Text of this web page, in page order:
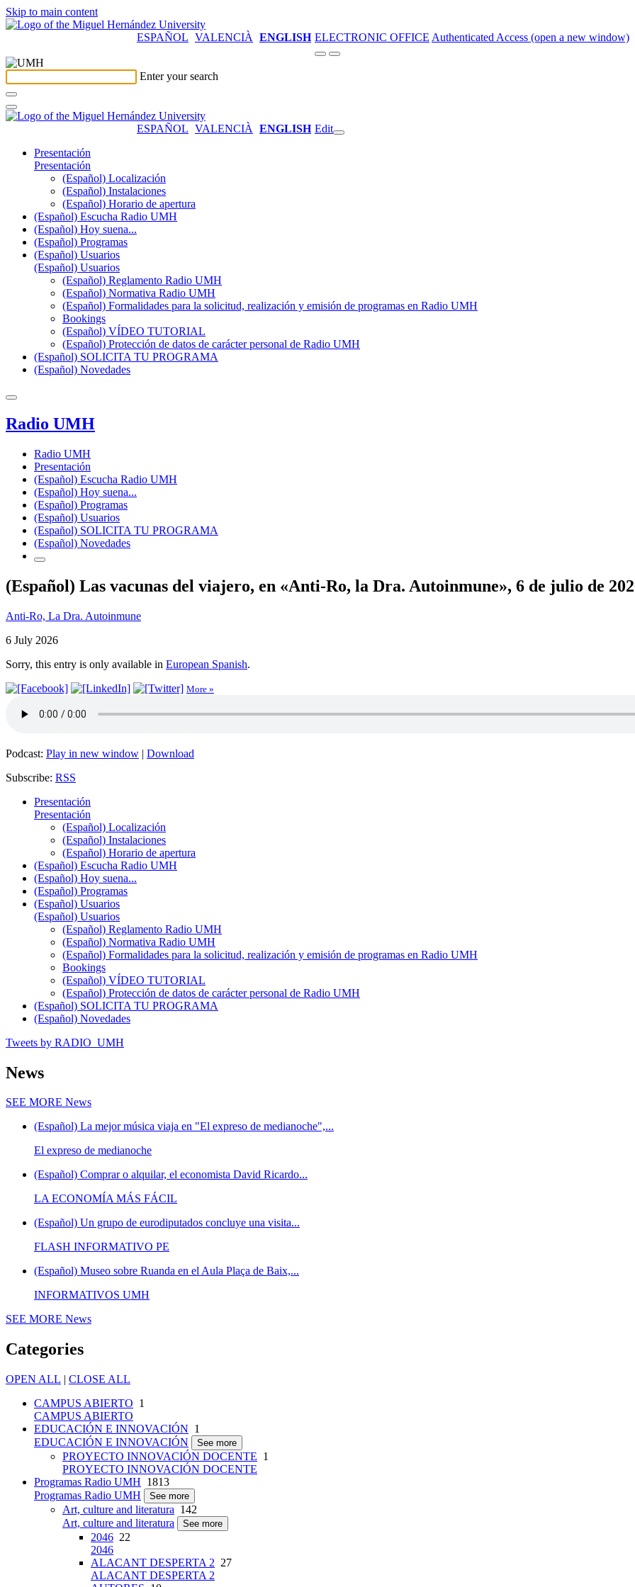
Skip to main content
ESPAÑOL VALENCIÀ ENGLISH ELECTRONIC OFFICE Authenticated Access (open a new window)
Enter your search
ESPAÑOL VALENCIÀ ENGLISH Edit
Presentación
Presentación
(Español) Localización
(Español) Instalaciones
(Español) Horario de apertura
(Español) Escucha Radio UMH
(Español) Hoy suena...
(Español) Programas
(Español) Usuarios
(Español) Usuarios
(Español) Reglamento Radio UMH
(Español) Normativa Radio UMH
(Español) Formalidades para la solicitud, realización y emisión de programas en Radio UMH
Bookings
(Español) VÍDEO TUTORIAL
(Español) Protección de datos de carácter personal de Radio UMH
(Español) SOLICITA TU PROGRAMA
(Español) Novedades
Radio UMH
Radio UMH
Presentación
(Español) Escucha Radio UMH
(Español) Hoy suena...
(Español) Programas
(Español) Usuarios
(Español) SOLICITA TU PROGRAMA
(Español) Novedades
(Español) Las vacunas del viajero, en «Anti-Ro, la Dra. Autoinmune», 6 de julio de
Anti-Ro, La Dra. Autoinmune
6 July 2026
Sorry, this entry is only available in European Spanish.
More »
Podcast: Play in new window | Download
Subscribe: RSS
Presentación
Presentación
(Español) Localización
(Español) Instalaciones
(Español) Horario de apertura
(Español) Escucha Radio UMH
(Español) Hoy suena...
(Español) Programas
(Español) Usuarios
(Español) Usuarios
(Español) Reglamento Radio UMH
(Español) Normativa Radio UMH
(Español) Formalidades para la solicitud, realización y emisión de programas en Radio UMH
Bookings
(Español) VÍDEO TUTORIAL
(Español) Protección de datos de carácter personal de Radio UMH
(Español) SOLICITA TU PROGRAMA
(Español) Novedades
Tweets by RADIO_UMH
News
SEE MORE News
(Español) La mejor música viaja en "El expreso de medianoche",...
El expreso de medianoche
(Español) Comprar o alquilar, el economista David Ricardo...
LA ECONOMÍA MÁS FÁCIL
(Español) Un grupo de eurodiputados concluye una visita...
FLASH INFORMATIVO PE
(Español) Museo sobre Ruanda en el Aula Plaça de Baix,...
INFORMATIVOS UMH
SEE MORE News
Categories
OPEN ALL | CLOSE ALL
CAMPUS ABIERTO 1
CAMPUS ABIERTO
EDUCACIÓN E INNOVACIÓN 1
EDUCACIÓN E INNOVACIÓN
See more
PROYECTO INNOVACIÓN DOCENTE 1
PROYECTO INNOVACIÓN DOCENTE
Programas Radio UMH 1813
Programas Radio UMH
See more
Art, culture and literatura 142
Art, culture and literatura
See more
2046 22
2046
ALACANT DESPERTA 2 27
ALACANT DESPERTA 2